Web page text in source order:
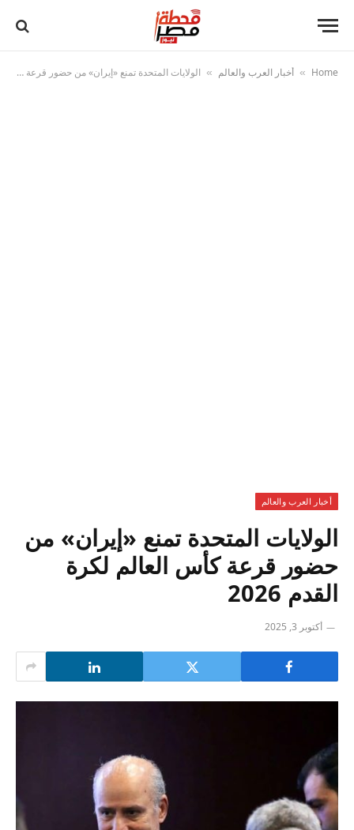
Home
» أخبار العرب والعالم » الولايات المتحدة تمنع «إيران» من حضور قرعة كأس العالم لكرة القدم 2026
أخبار العرب والعالم
الولايات المتحدة تمنع «إيران» من
حضور قرعة كأس العالم لكرة
القدم 2026
أكتوبر 3, 2025